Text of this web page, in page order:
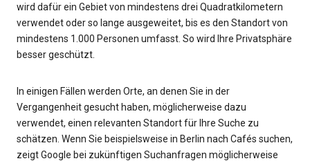
wird dafür ein Gebiet von mindestens drei Quadratkilometern
verwendet oder so lange ausgeweitet, bis es den Standort von
mindestens 1.000 Personen umfasst. So wird Ihre Privatsphäre
besser geschützt.
In einigen Fällen werden Orte, an denen Sie in der
Vergangenheit gesucht haben, möglicherweise dazu
verwendet, einen relevanten Standort für Ihre Suche zu
schätzen. Wenn Sie beispielsweise in Berlin nach Cafés suchen,
zeigt Google bei zukünftigen Suchanfragen möglicherweise